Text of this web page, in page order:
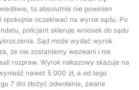
to absolutnie nie powinien
spokojnie oczekiwać na wyrok sądu. Po
policjant skieruje wniosek do sądu
Sąd może wydać wyrok
że nie zostaniemy wezwani i nie
rozpraw. Wyrok nakazowy skazuje na
nawet 5 000 zł, a od tego
7 dni złożyć odwołanie, zwane